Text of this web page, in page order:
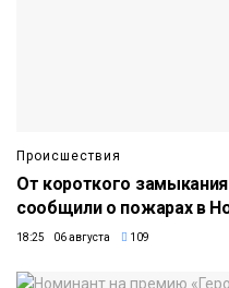
Происшествия
От короткого
сообщили о пожарах в
18:25 06 августа 109